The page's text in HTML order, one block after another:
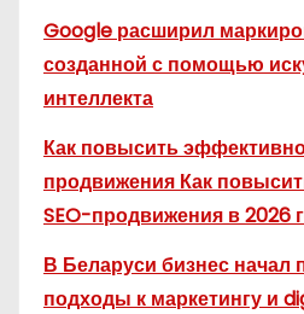
Google расширил
созданной с помощью
интеллекта
Как повысить
продвижения Как
SEO-продвижения в 2026
В Беларуси бизнес начал
подходы к маркетингу и